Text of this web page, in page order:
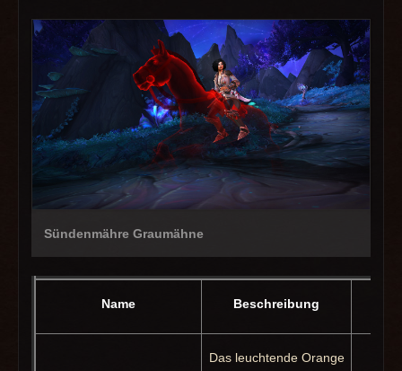
Sündenmähre Graumähne
Name Beschreibung
Das leuchtende Orange